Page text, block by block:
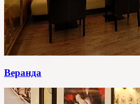
Веранда